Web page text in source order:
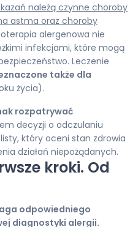
należą czynne choroby
astma oraz choroby
alergenowa nie
infekcjami, które mogą
Leczenie
także dla
życia).
rozpatrywać
decyzji o odczulaniu
który oceni stan zdrowia
działań niepożądanych.
kroki. Od
odpowiedniego
diagnostyki alergii.